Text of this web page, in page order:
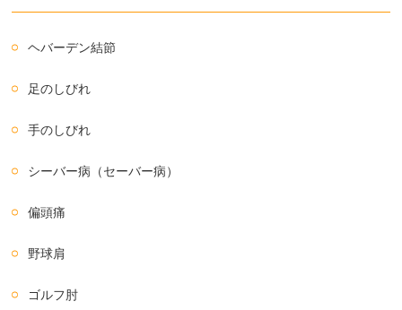
ヘバーデン結節
足のしびれ
手のしびれ
シーバー病（セーバー病）
偏頭痛
野球肩
ゴルフ肘